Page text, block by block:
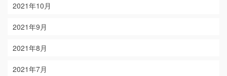
2021年10月
2021年9月
2021年8月
2021年7月